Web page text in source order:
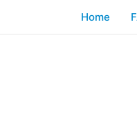
Home